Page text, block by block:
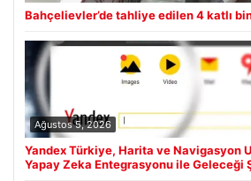
Bahçelievler’de tahliye edilen 4 katlı
Ağustos 5, 2026
Yandex Türkiye, Harita ve Navigasyon
Yapay Zeka Entegrasyonu ile